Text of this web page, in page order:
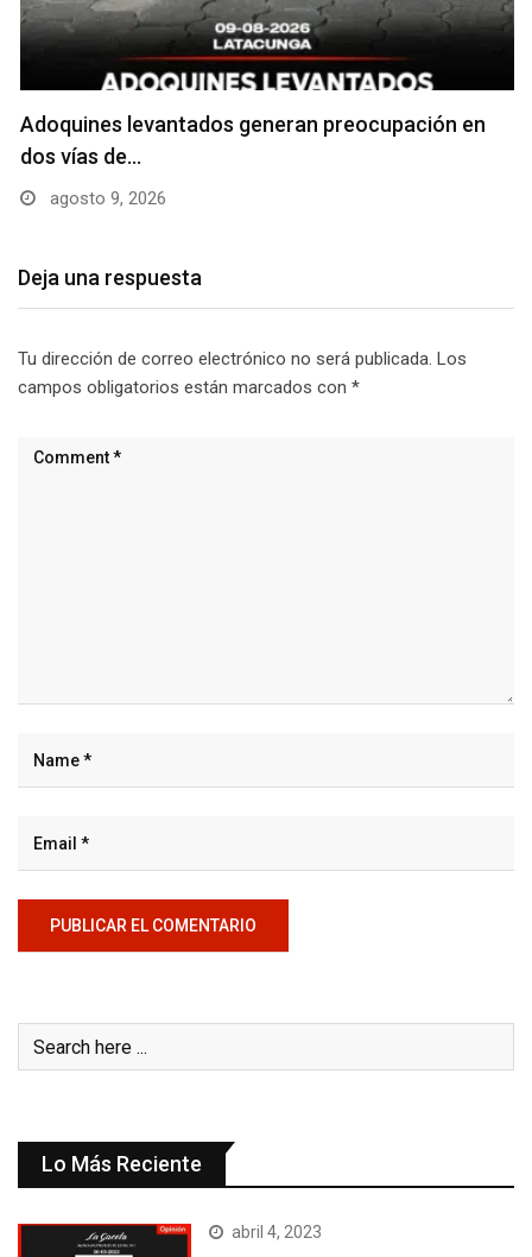
Adoquines levantados generan preocupación en
dos vías de…
agosto 9, 2026
Deja una respuesta
Tu dirección de correo electrónico no será publicada. Los
campos obligatorios están marcados con *
Lo Más Reciente
abril 4, 2023